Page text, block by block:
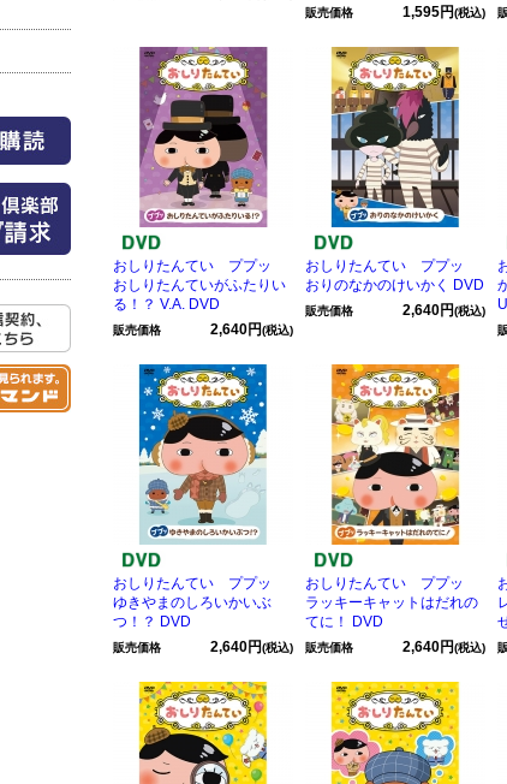
販売価格 1,595円(税込)
おしりたんてい ププッ
おしりたんていがふたりい
る！？ V.A. DVD
販売価格 2,640円(税込)
おしりたんてい ププッ
おりのなかのけいかく DVD
販売価格 2,640円(税込)
おしりたんてい ププッ
ゆきやまのしろいかいぶ
つ！？ DVD
販売価格 2,640円(税込)
おしりたんてい ププッ
ラッキーキャットはだれの
てに！ DVD
販売価格 2,640円(税込)